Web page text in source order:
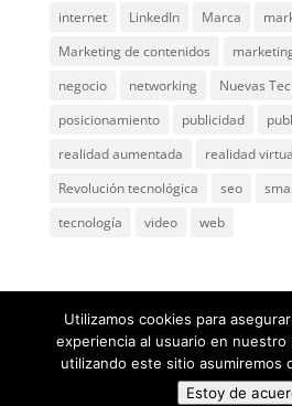
internet
LinkedIn Marca
Marketing de contenidos
negocio
networking
Nuevas
posicionamiento
publicidad
realidad aumentada
realidad
Revolución tecnológica
seo
tecnología
video web
@ 2005ComunicaGenia
Privacidad y
Utilizamos cookies para
experiencia al usuario en
utilizando este sitio asumiremos
Estoy de